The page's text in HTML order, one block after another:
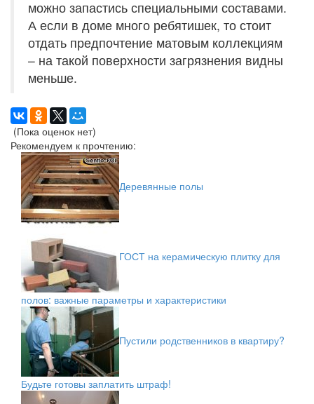
можно запастись специальными составами.
А если в доме много ребятишек, то стоит
отдать предпочтение матовым коллекциям
– на такой поверхности загрязнения видны
меньше.
(Пока оценок нет)
Рекомендуем к прочтению:
Деревянные полы
ГОСТ на керамическую плитку для
полов: важные параметры и характеристики
Пустили родственников в квартиру?
Будьте готовы заплатить штраф!